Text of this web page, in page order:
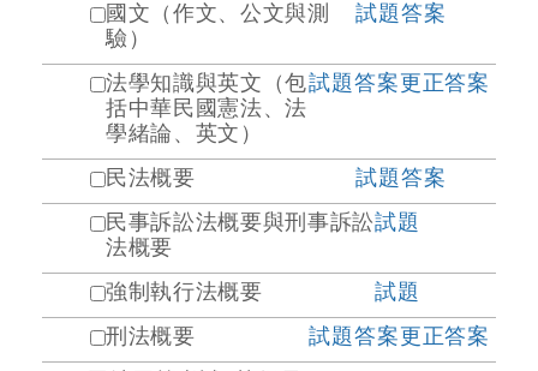
國文（作文、公文與測
驗）
試題答案
法學知識與英文（包
括中華民國憲法、法
學緒論、英文）
試題答案更正答案
民法概要 試題答案
民事訴訟法概要與刑事訴訟
法概要
試題
強制執行法概要
試題
刑法概要
試題答案更正答案